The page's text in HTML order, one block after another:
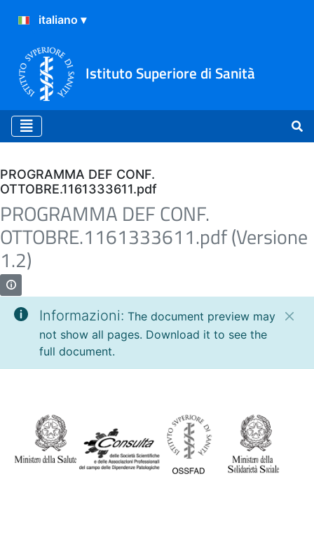
Istituto Superiore di Sanità
Archivio
PROGRAMMA DEF CONF.
OTTOBRE.1161333611.pdf
PROGRAMMA DEF CONF.
OTTOBRE.1161333611.pdf (Versione
1.2)
Informazioni: The document preview may
not show all pages. Download it to see the
full document.